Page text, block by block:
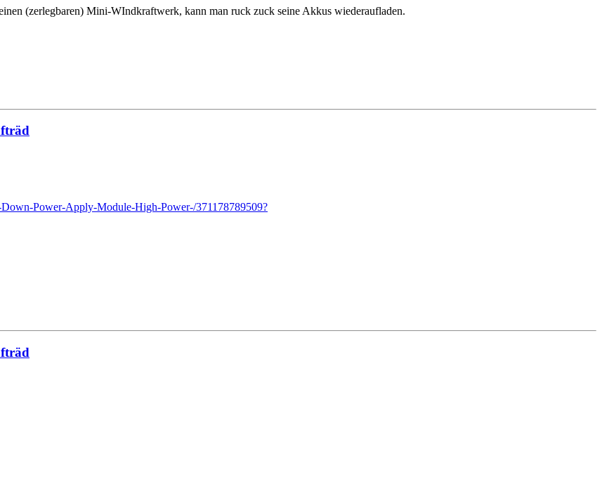
(zerlegbaren) Mini-WIndkraftwerk, kann man ruck zuck seine Akkus wiederaufladen.
Power-Apply-Module-High-Power-/371178789509?